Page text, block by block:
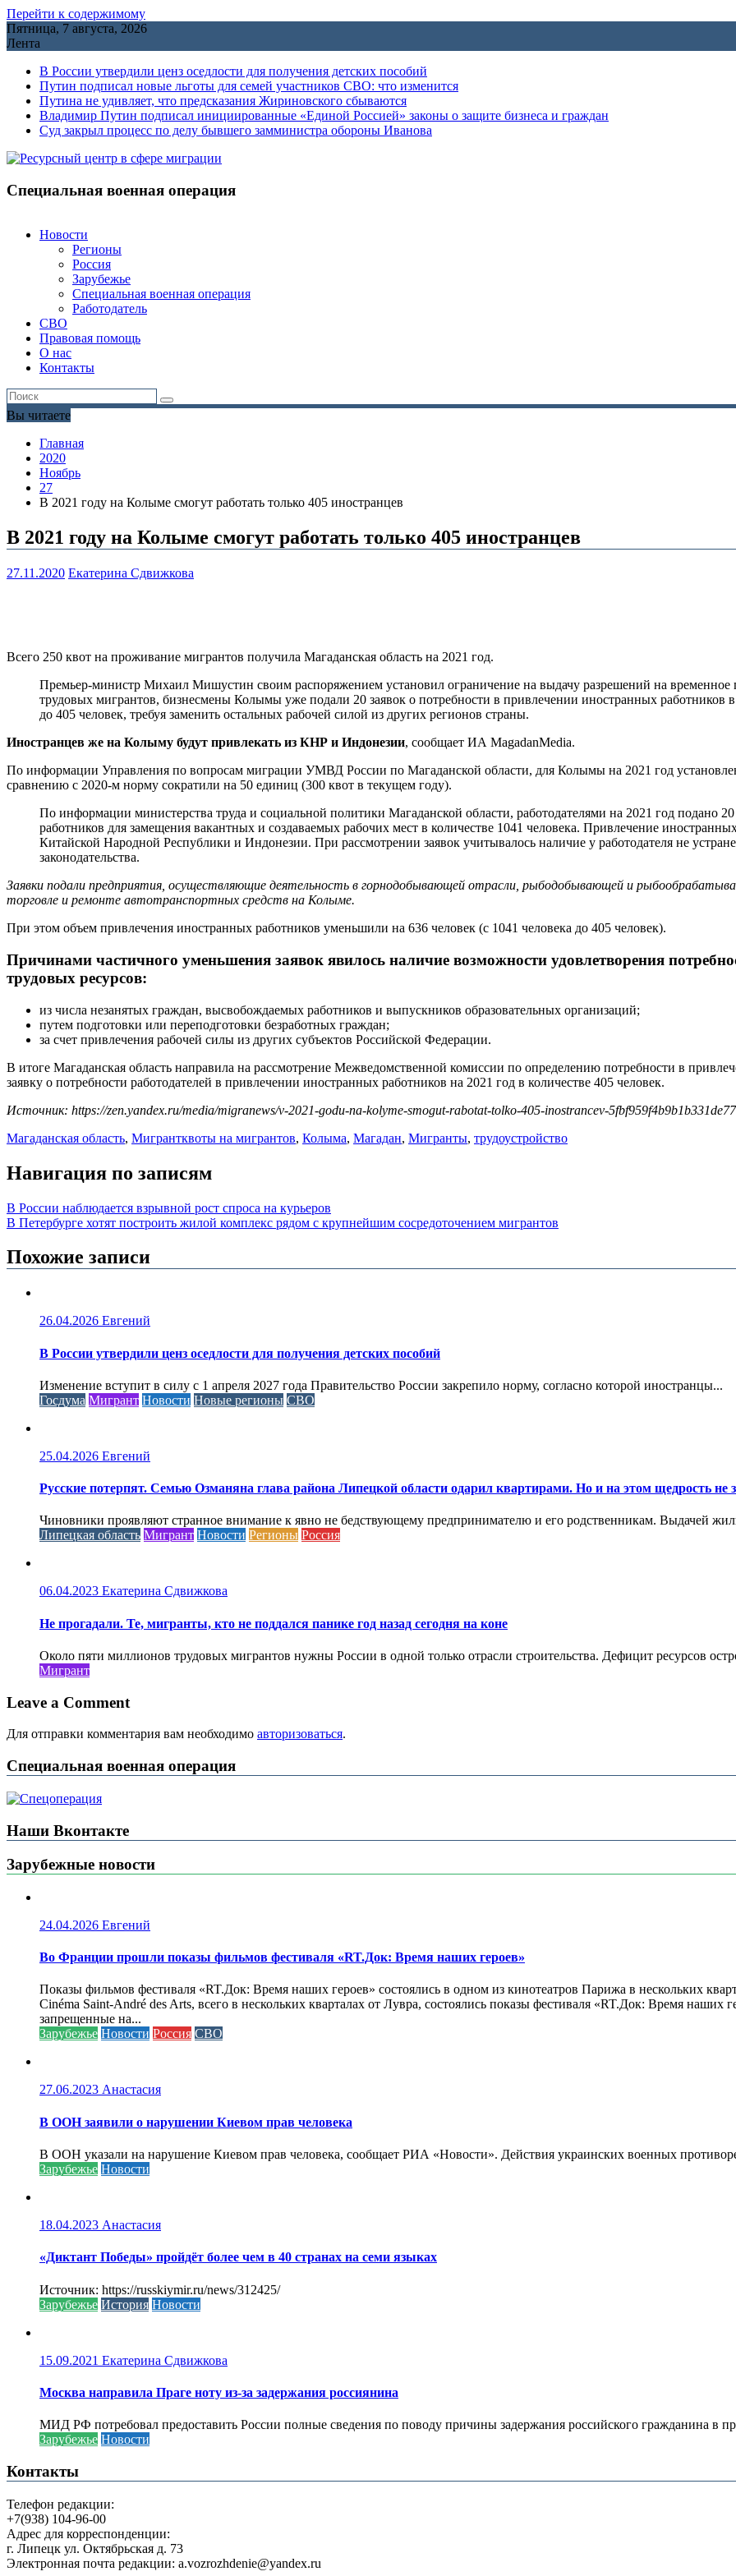
Перейти к содержимому
Пятница, 7 августа, 2026
Лента
В России утвердили ценз оседлости для получения детских пособий
Путин подписал новые льготы для семей участников СВО: что изменится
Путина не удивляет, что предсказания Жириновского сбываются
Владимир Путин подписал инициированные «Единой Россией» законы о защите бизнеса и граждан
Cуд закрыл процесс по делу бывшего замминистра обороны Иванова
Специальная военная операция
Новости
Регионы
Россия
Зарубежье
Специальная военная операция
Работодатель
СВО
Правовая помощь
О нас
Контакты
Вы читаете
Главная
2020
Ноябрь
27
В 2021 году на Колыме смогут работать только 405 иностранцев
В 2021 году на Колыме смогут работать только 405 иностранцев
27.11.2020 Екатерина Сдвижкова
Всего 250 квот на проживание мигрантов получила Магаданская область на 2021 год.
Премьер-министр Михаил Мишустин своим распоряжением установил ограничение на выдачу разрешений на временное
трудовых мигрантов, бизнесмены Колымы уже подали 20 заявок о потребности в привлечении иностранных работников
до 405 человек, требуя заменить остальных рабочей силой из других регионов страны.
Иностранцев же на Колыму будут привлекать из КНР и Индонезии, сообщает ИА MagadanMedia.
По информации Управления по вопросам миграции УМВД России по Магаданской области, для Колымы на 2021 год
сравнению с 2020-м норму сократили на 50 единиц (300 квот в текущем году).
По информации министерства труда и социальной политики Магаданской области, работодателями на 2021 год подано
работников для замещения вакантных и создаваемых рабочих мест в количестве 1041 человека. Привлечение
Китайской Народной Республики и Индонезии. При рассмотрении заявок учитывалось наличие у работодателя не
законодательства.
Заявки подали предприятия, осуществляющие деятельность в горнодобывающей отрасли, рыбодобывающей и
торговле и ремонте автотранспортных средств на Колыме.
При этом объем привлечения иностранных работников уменьшили на 636 человек (с 1041 человека до 405 человек).
Причинами частичного уменьшения заявок явилось наличие возможности удовлетворения
трудовых ресурсов:
из числа незанятых граждан, высвобождаемых работников и выпускников образовательных организаций;
путем подготовки или переподготовки безработных граждан;
за счет привлечения рабочей силы из других субъектов Российской Федерации.
В итоге Магаданская область направила на рассмотрение Межведомственной комиссии по определению потребности в
заявку о потребности работодателей в привлечении иностранных работников на 2021 год в количестве 405 человек.
Источник: https://zen.yandex.ru/media/migranews/v-2021-godu-na-kolyme-smogut-rabotat-tolko-405-inostrancev-
Магаданская область, Мигрантквоты на мигрантов, Колыма, Магадан, Мигранты, трудоустройство
Навигация по записям
В России наблюдается взрывной рост спроса на курьеров
В Петербурге хотят построить жилой комплекс рядом с крупнейшим сосредоточением мигрантов
Похожие записи
26.04.2026 Евгений
В России утвердили ценз оседлости для получения детских пособий
Изменение вступит в силу с 1 апреля 2027 года Правительство России закрепило норму, согласно которой иностранцы...
Госдума Мигрант Новости Новые регионы СВО
25.04.2026 Евгений
Русские потерпят. Семью Озманяна глава района Липецкой области одарил квартирами. Но и на этом щедрость не
Чиновники проявляют странное внимание к явно не бедствующему предпринимателю и его родственникам. Выдачей
Липецкая область Мигрант Новости Регионы Россия
06.04.2023 Екатерина Сдвижкова
Не прогадали. Те, мигранты, кто не поддался панике год назад сегодня на коне
Около пяти миллионов трудовых мигрантов нужны России в одной только отрасли строительства. Дефицит ресурсов
Мигрант
Leave a Comment
Для отправки комментария вам необходимо авторизоваться.
Специальная военная операция
Наши Вконтакте
Зарубежные новости
24.04.2026 Евгений
Во Франции прошли показы фильмов фестиваля «RT.Док: Время наших героев»
Показы фильмов фестиваля «RT.Док: Время наших героев» состоялись в одном из кинотеатров Парижа в нескольких
Cinéma Saint-André des Arts, всего в нескольких кварталах от Лувра, состоялись показы фестиваля «RT.Док: Время
запрещенные на...
Зарубежье Новости Россия СВО
27.06.2023 Анастасия
В ООН заявили о нарушении Киевом прав человека
В ООН указали на нарушение Киевом прав человека, сообщает РИА «Новости». Действия украинских военных
Зарубежье Новости
18.04.2023 Анастасия
«Диктант Победы» пройдёт более чем в 40 странах на семи языках
Источник: https://russkiymir.ru/news/312425/
Зарубежье История Новости
15.09.2021 Екатерина Сдвижкова
Москва направила Праге ноту из-за задержания россиянина
МИД РФ потребовал предоставить России полные сведения по поводу причины задержания российского гражданина в
Зарубежье Новости
Контакты
Телефон редакции:
+7(938) 104-96-00
Адрес для корреспонденции:
г. Липецк ул. Октябрьская д. 73
Электронная почта редакции: a.vozrozhdenie@yandex.ru